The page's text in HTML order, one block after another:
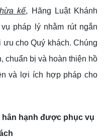
kế, Hãng Luật Khánh
pháp lý nhằm rút ngắn
cho Quý khách. Chúng
chuẩn bị và hoàn thiện hồ
và lợi ích hợp pháp cho
hạnh được phục vụ